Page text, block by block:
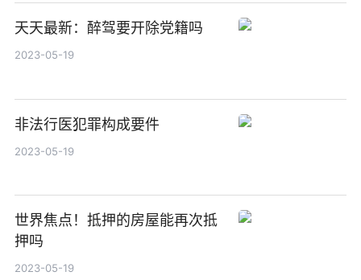
天天最新：醉驾要开除党籍吗
2023-05-19
非法行医犯罪构成要件
2023-05-19
世界焦点！抵押的房屋能再次抵
押吗
2023-05-19